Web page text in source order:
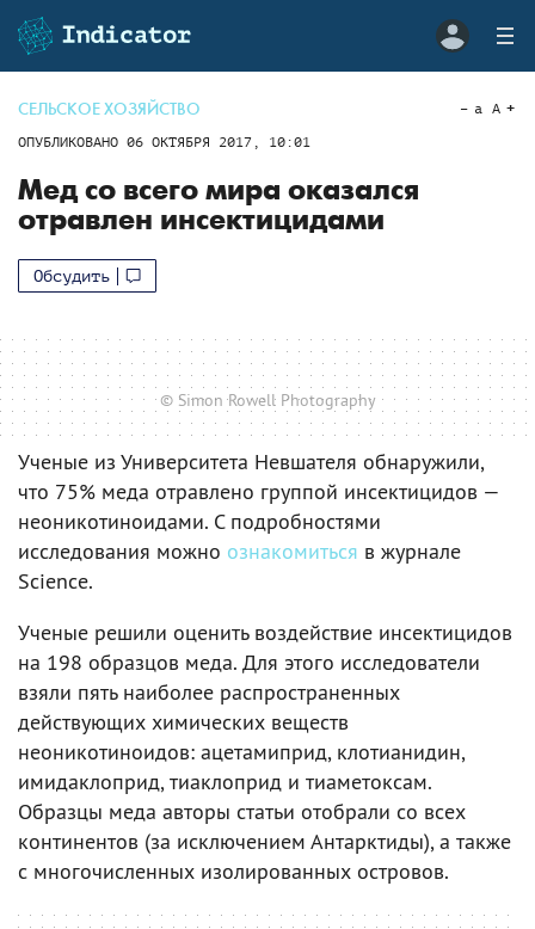
СЕЛЬСКОЕ ХОЗЯЙСТВО
ОПУБЛИКОВАНО 06 ОКТЯБРЯ 2017, 10:01
a A
Мед со всего мира оказался
отравлен инсектицидами
Обсудить
© Simon Rowell Photography
Ученые из Университета Невшателя обнаружили,
что 75% меда отравлено группой инсектицидов —
неоникотиноидами. С подробностями
исследования можно ознакомиться в журнале
Science.
Ученые решили оценить воздействие инсектицидов
на 198 образцов меда. Для этого исследователи
взяли пять наиболее распространенных
действующих химических веществ
неоникотиноидов: ацетамиприд, клотианидин,
имидаклоприд, тиаклоприд и тиаметоксам.
Образцы меда авторы статьи отобрали со всех
континентов (за исключением Антарктиды), а также
с многочисленных изолированных островов.